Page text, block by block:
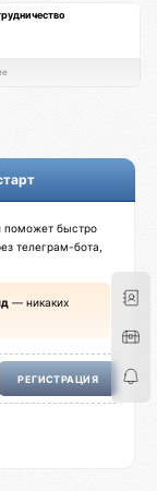
поможет быстро
телеграм-бота,
— никаких
РЕГИСТРАЦИЯ